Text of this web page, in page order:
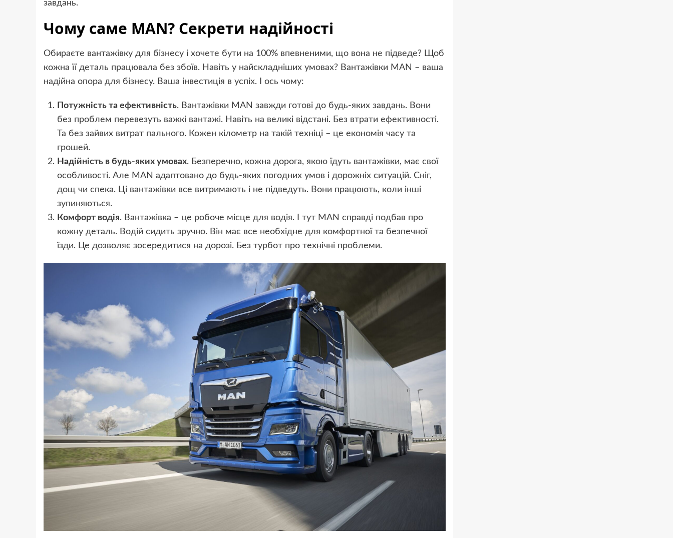
завдань.
Чому саме MAN? Секрети надійності
Обираєте вантажівку для бізнесу і хочете бути на 100% впевненими, що вона не підведе? Щоб
кожна її деталь працювала без збоїв. Навіть у найскладніших умовах? Вантажівки MAN – ваша
надійна опора для бізнесу. Ваша інвестиція в успіх. І ось чому:
Потужність та ефективність. Вантажівки MAN завжди готові до будь-яких завдань. Вони
без проблем перевезуть важкі вантажі. Навіть на великі відстані. Без втрати ефективності.
Та без зайвих витрат пального. Кожен кілометр на такій техніці – це економія часу та
грошей.
Надійність в будь-яких умовах. Безперечно, кожна дорога, якою їдуть вантажівки, має свої
особливості. Але MAN адаптовано до будь-яких погодних умов і дорожніх ситуацій. Сніг,
дощ чи спека. Ці вантажівки все витримають і не підведуть. Вони працюють, коли інші
зупиняються.
Комфорт водія. Вантажівка – це робоче місце для водія. І тут MAN справді подбав про
кожну деталь. Водій сидить зручно. Він має все необхідне для комфортної та безпечної
їзди. Це дозволяє зосередитися на дорозі. Без турбот про технічні проблеми.